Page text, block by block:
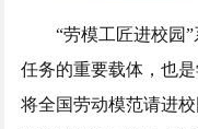
“劳模工匠进校园
任务的重要载体，也是
将全国劳动模范请进